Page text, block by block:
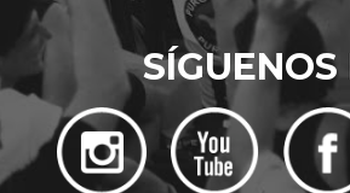
SÍGUENOS